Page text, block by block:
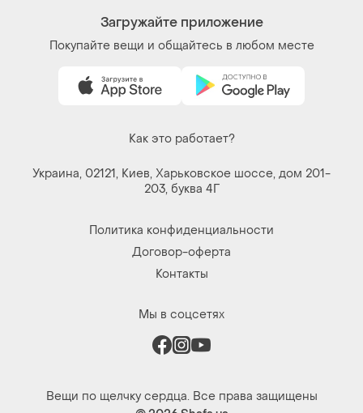
Загружайте приложение
Покупайте вещи и общайтесь в любом месте
Как это работает?
Украина, 02121, Киев, Харьковское шоссе, дом 201-
203, буква 4Г
Политика конфиденциальности
Договор-оферта
Контакты
Мы в соцсетях
Вещи по щелчку сердца. Все права защищены